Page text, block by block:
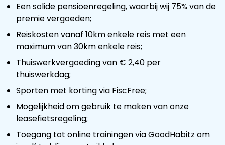
Een solide pensioenregeling, waarbij wij 75% van de
premie vergoeden;
Reiskosten vanaf 10km enkele reis met een
maximum van 30km enkele reis;
Thuiswerkvergoeding van € 2,40 per
thuiswerkdag;
Sporten met korting via FiscFree;
Mogelijkheid om gebruik te maken van onze
leasefietsregeling;
Toegang tot online trainingen via GoodHabitz om